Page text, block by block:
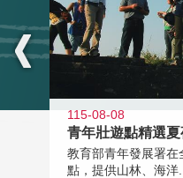
115-08-08
青年壯遊點精選
教育部青年發展署
點，提供山林、海洋...